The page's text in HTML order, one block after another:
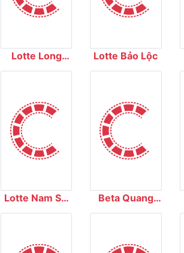
Lotte Long
Biên
Lotte Bảo Lộc
Lotte Nam Sài
Gòn
Beta Quang
Trung